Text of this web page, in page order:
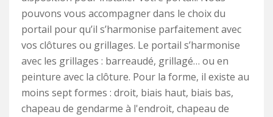
pouvons vous accompagner dans le choix du
portail pour qu’il s’harmonise parfaitement avec
vos clôtures ou grillages. Le portail s’harmonise
avec les grillages : barreaudé, grillagé… ou en
peinture avec la clôture. Pour la forme, il existe au
moins sept formes : droit, biais haut, biais bas,
chapeau de gendarme à l'endroit, chapeau de